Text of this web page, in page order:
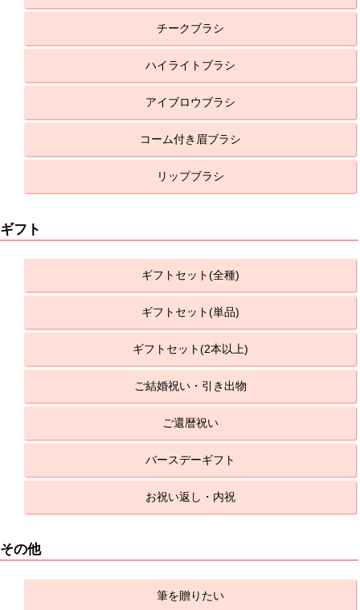
チークブラシ
ハイライトブラシ
アイブロウブラシ
コーム付き眉ブラシ
リップブラシ
ギフト
ギフトセット(全種)
ギフトセット(単品)
ギフトセット(2本以上)
ご結婚祝い・引き出物
ご還暦祝い
バースデーギフト
お祝い返し・内祝
その他
筆を贈りたい